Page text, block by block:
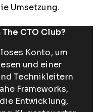
Umsetzung.
CTO Club?
Konto, um
und einer
Technikleitern
Frameworks,
Entwicklung,